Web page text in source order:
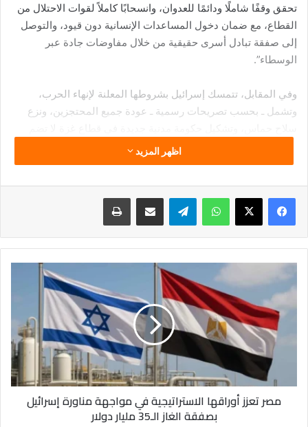
تحقق وقفًا شاملًا ودائمًا للعدوان، وانسحابًا كاملاً لقوات الاحتلال من
القطاع، مع ضمان دخول المساعدات الإنسانية دون قيود، والتوصل
إلى صفقة تبادل أسرى حقيقية من خلال مفاوضات جادة عبر
الوسطاء”.
وفي المقابل، تتمسك إسرائيل بشروطها المعلنة لإنهاء الحرب،
وتشمل ـ بحسب تصريحات رسمية ـ عودة جميع المحتجزين، ونزع
الحركة ولا السلطة الفلسطينية، التي تدير أجزاء من الضفة الغربية
وتُعتبر الممثل الشرعي للفلسطينيين على المستوى الدولي.
البيان يعكس ـ بحسب مراقبين ـ استمرار الهوة الواسعة بين مواقف
الطرفين، رغم التحركات الدبلوماسية المستمرة، ما يجعل فرص
المرحلة المقبلة.
اظهر المزيد
فيسبوك ‫X واتساب تيلقرام مشاركة عبر البريد طباعة
أوراقها
الاستراتيجية
مواجهة
إسرائيل
بصفقة
مصر تعزز أوراقها الاستراتيجية في مواجهة مناورة إسرائيل
بصفقة الغاز الـ35 مليار دولار